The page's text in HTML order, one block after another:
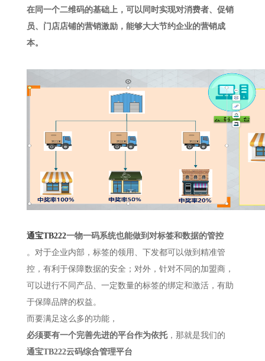
在同一个二维码的基础上，可以同时实现对消费者、促销
员、门店店铺的营销激励，能够大大节约企业的营销成
本。
通宝TB222一物一码系统也能做到对标签和数据的管控
。对于企业内部，标签的领用、下发都可以做到精准管
控，有利于保障数据的安全；对外，针对不同的加盟商，
可以进行不同产品、一定数量的标签的绑定和激活，有助
于保障品牌的权益。
而要满足这么多的功能，
必须要有一个完善先进的平台作为依托，那就是我们的
通宝TB222云码综合管理平台